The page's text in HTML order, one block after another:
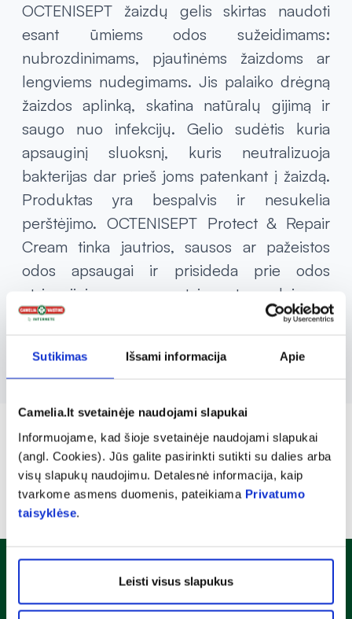
Sutikimas Išsami informacija Apie
Camelia.lt svetainėje naudojami slapukai
Informuojame, kad šioje svetainėje naudojami slapukai
(angl. Cookies). Jūs galite pasirinkti sutikti su dalies arba
visų slapukų naudojimu. Detalesnė informacija, kaip
tvarkome asmens duomenis, pateikiama Privatumo
taisyklėse.
Leisti visus slapukus
OCTENISEPT žaizdų gelis skirtas naudoti
esant ūmiems odos sužeidimams:
nubrozdinimams, pjautinėms žaizdoms ar
lengviems nudegimams. Jis palaiko drėgną
žaizdos aplinką, skatina natūralų gijimą ir
saugo nuo infekcijų. Gelio sudėtis kuria
apsauginį sluoksnį, kuris neutralizuoja
bakterijas dar prieš joms patenkant į žaizdą.
Produktas yra bespalvis ir nesukelia
perštėjimo. OCTENISEPT Protect & Repair
Cream tinka jautrios, sausos ar pažeistos
odos apsaugai ir prisideda prie odos
atsinaujinimo proceso, taip pat naudojamas
odai su bėrimais nuo vystyklų kūdikiams nuo
Naujienlaiškis
Sužinok apie nuolaidas ir specialius pasiūlymus!